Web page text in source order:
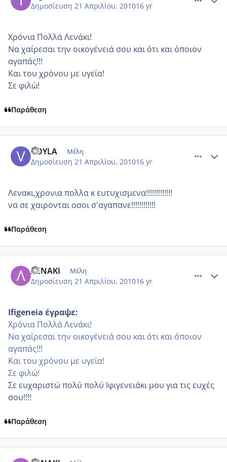
Δημοσίευση 21 Απριλίου, 201016 yr
Χρόνια Πολλά Λενάκι!
Να χαίρεσαι την οικογένειά σου και ότι και όποιον
αγαπάς!!!
Και του χρόνου με υγεία!
Σε φιλώ!
Παράθεση
VOYLA Μέλη
Δημοσίευση 21 Απριλίου, 201016 yr
Λενακι,χρονια πολλα κ ευτυχισμενα!!!!!!!!!!!!!
να σε χαιρονται οσοι σ'αγαπανε!!!!!!!!!!!!
Παράθεση
ΛΕΝΑΚΙ Μέλη
Δημοσίευση 21 Απριλίου, 201016 yr
Ifigeneia έγραψε:
Χρόνια Πολλά Λενάκι!
Να χαίρεσαι την οικογένειά σου και ότι και όποιον
αγαπάς!!!
Και του χρόνου με υγεία!
Σε φιλώ!
Σε ευχαριστώ πολύ πολύ Ιφιγενειάκι μου για τις ευχές
σου!!!!
Παράθεση